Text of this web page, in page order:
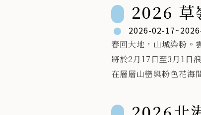
絲專頁/
https://
/
﹏
​📍 第四站：【台西】5/
​地點：台西共融公園
​團隊：身聲劇場
​📍 第五站：【四湖】
​團隊：豆子劇團
2026 草
2026-02-
春回大地，山城染粉。
將於2月17日至3月1日
在層層山巒與粉色花海